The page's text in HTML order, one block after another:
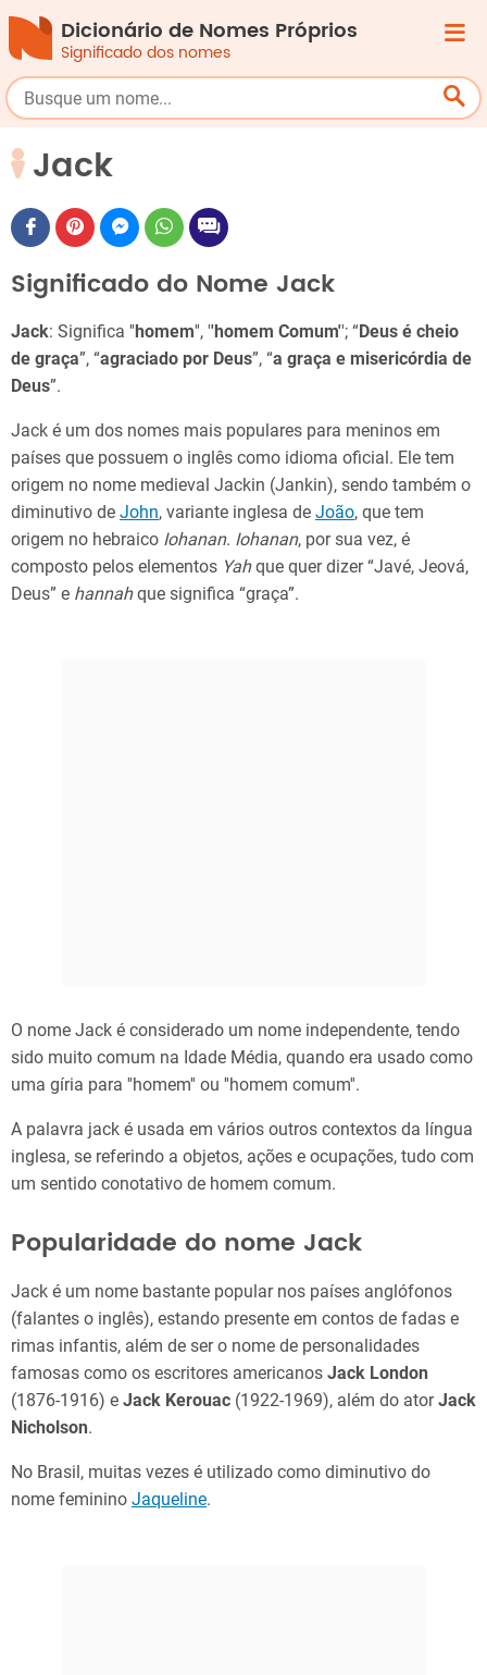
Dicionário de Nomes Próprios
Significado dos nomes
Jack
Significado do Nome Jack
Jack: Significa '' homem'', ''homem Comum''; “Deus é cheio
de graça”, “agraciado por Deus”, “a graça e misericórdia de
Deus”.
Jack é um dos nomes mais populares para meninos em
países que possuem o inglês como idioma oficial. Ele tem
origem no nome medieval Jackin (Jankin), sendo também o
diminutivo de John, variante inglesa de João, que tem
origem no hebraico Iohanan. Iohanan, por sua vez, é
composto pelos elementos Yahque quer dizer “Javé, Jeová,
Deus” e hannahque significa “graça”.
O nome Jack é considerado um nome independente, tendo
sido muito comum na Idade Média, quando era usado como
uma gíria para ''homem'' ou ''homem comum''.
A palavra jack é usada em vários outros contextos da língua
inglesa, se referindo a objetos, ações e ocupações, tudo com
um sentido conotativo de homem comum.
Popularidade do nome Jack
Jack é um nome bastante popular nos países anglófonos
(falantes o inglês), estando presente em contos de fadas e
rimas infantis, além de ser o nome de personalidades
famosas como os escritores americanos Jack London
(1876-1916) e Jack Kerouac (1922-1969), além do atorJack
Nicholson.
No Brasil, muitas vezes é utilizado como diminutivo do
nome feminino Jaqueline.